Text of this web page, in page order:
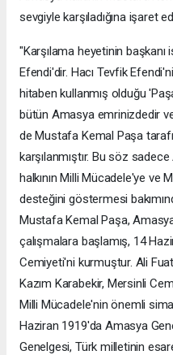
sevgiyle karşıladığına işaret
"Karşılama heyetinin
Efendi'dir. Hacı Tevfik
hitaben kullanmış olduğu
bütün Amasya emrinizdedir
de Mustafa Kemal Paşa
karşılanmıştır. Bu söz
halkının Milli Mücadele'ye ve
desteğini göstermesi
Mustafa Kemal Paşa,
çalışmalara başlamış, 14
Cemiyeti'ni kurmuştur. Ali
Kazım Karabekir, Mersinli
Milli Mücadele'nin önemli
Haziran 1919'da Amasya
Genelgesi, Türk milletinin